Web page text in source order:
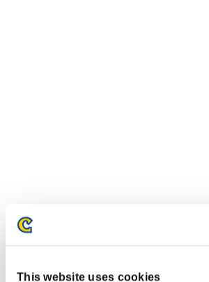
This website uses cookies
イベントランキング
PlayStation®4